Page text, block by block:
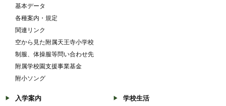
基本データ
各種案内・規定
関連リンク
空から見た附属天王寺小学校
制服、体操服等問い合わせ先
附属学校園支援事業基金
附小ソング
入学案内 学校生活